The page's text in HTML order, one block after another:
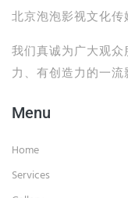
北京泡泡影视文化传
我们真诚为广大观
力、有创造力的一流
Menu
Home
Services